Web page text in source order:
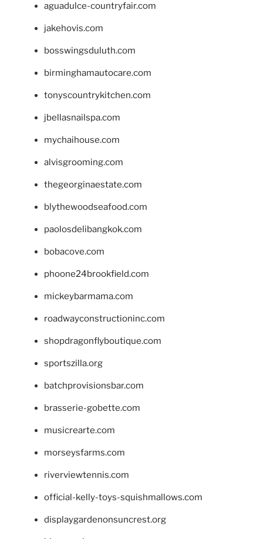
aguadulce-countryfair.com
jakehovis.com
bosswingsduluth.com
birminghamautocare.com
tonyscountrykitchen.com
jbellasnailspa.com
mychaihouse.com
alvisgrooming.com
thegeorginaestate.com
blythewoodseafood.com
paolosdelibangkok.com
bobacove.com
phoone24brookfield.com
mickeybarmama.com
roadwayconstructioninc.com
shopdragonflyboutique.com
sportszilla.org
batchprovisionsbar.com
brasserie-gobette.com
musicrearte.com
morseysfarms.com
riverviewtennis.com
official-kelly-toys-squishmallows.com
displaygardenonsuncrest.org